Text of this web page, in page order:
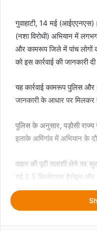
गुवाहाटी, 14 मई
(नशा विरोधी) अभियान में
और कामरूप जिले में पांच लोगों
को इस कार्रवाई की जानकारी
यह कार्रवाई कामरूप पुलिस
जानकारी के आधार पर मिलकर
पुलिस के अनुसार, पड़ोसी राज्य
इलाके अमिंगांव में अभियान के
वाहन की पूरी तलाशी लेने पर
गई 2.5 किलोग्राम हेरोइन और
मुख्यमंत्री हिमंत बिस्वा सरमा ने
सराहना की।